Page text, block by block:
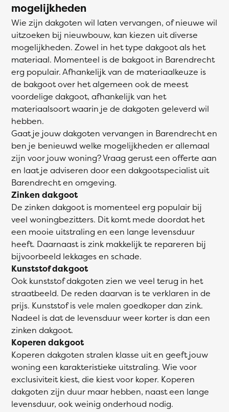
mogelijkheden
Wie zijn dakgoten wil laten vervangen, of nieuwe wil
uitzoeken bij nieuwbouw, kan kiezen uit diverse
mogelijkheden. Zowel in het type dakgoot als het
materiaal. Momenteel is de bakgoot in Barendrecht
erg populair. Afhankelijk van de materiaalkeuze is
de bakgoot over het algemeen ook de meest
voordelige dakgoot, afhankelijk van het
materiaalsoort waarin je de dakgoten geleverd wil
hebben.
Gaat je jouw dakgoten vervangen in Barendrecht en
ben je benieuwd welke mogelijkheden er allemaal
zijn voor jouw woning? Vraag gerust een offerte aan
en laat je adviseren door een dakgootspecialist uit
Barendrecht en omgeving.
Zinken dakgoot
De zinken dakgoot is momenteel erg populair bij
veel woningbezitters. Dit komt mede doordat het
een mooie uitstraling en een lange levensduur
heeft. Daarnaast is zink makkelijk te repareren bij
bijvoorbeeld lekkages en schade.
Kunststof dakgoot
Ook kunststof dakgoten zien we veel terug in het
straatbeeld. De reden daarvan is te verklaren in de
prijs. Kunststof is vele malen goedkoper dan zink.
Nadeel is dat de levensduur weer korter is dan een
zinken dakgoot.
Koperen dakgoot
Koperen dakgoten stralen klasse uit en geeft jouw
woning een karakteristieke uitstraling. Wie voor
exclusiviteit kiest, die kiest voor koper. Koperen
dakgoten zijn duur maar hebben, naast een lange
levensduur, ook weinig onderhoud nodig.